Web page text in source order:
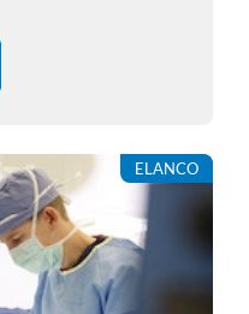
fil (ses «
mais également
Nous
ELANCO